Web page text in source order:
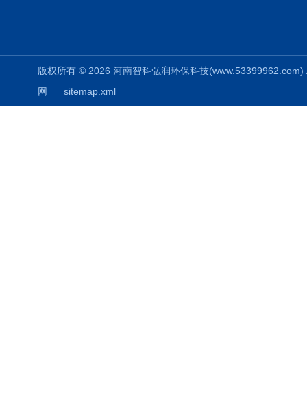
版权所有 © 2026 河南智科弘润环保科技
网
sitemap.xml